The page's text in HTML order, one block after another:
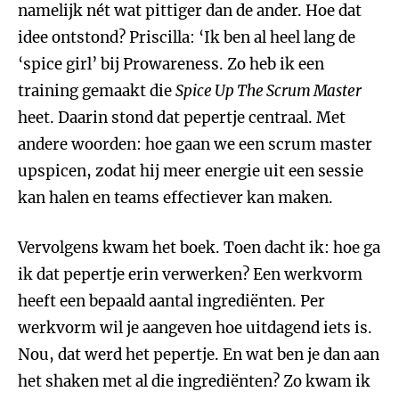
namelijk nét wat pittiger dan de ander. Hoe dat
idee ontstond? Priscilla: ‘Ik ben al heel lang de
‘spice girl’ bij Prowareness. Zo heb ik een
training gemaakt dieSpice Up The Scrum Master
heet. Daarin stond dat pepertje centraal. Met
andere woorden: hoe gaan we een scrum master
upspicen, zodat hij meer energie uit een sessie
kan halen en teams effectiever kan maken.
Vervolgens kwam het boek. Toen dacht ik: hoe ga
ik dat pepertje erin verwerken? Een werkvorm
heeft een bepaald aantal ingrediënten. Per
werkvorm wil je aangeven hoe uitdagend iets is.
Nou, dat werd het pepertje. En wat ben je dan aan
het shaken met al die ingrediënten? Zo kwam ik